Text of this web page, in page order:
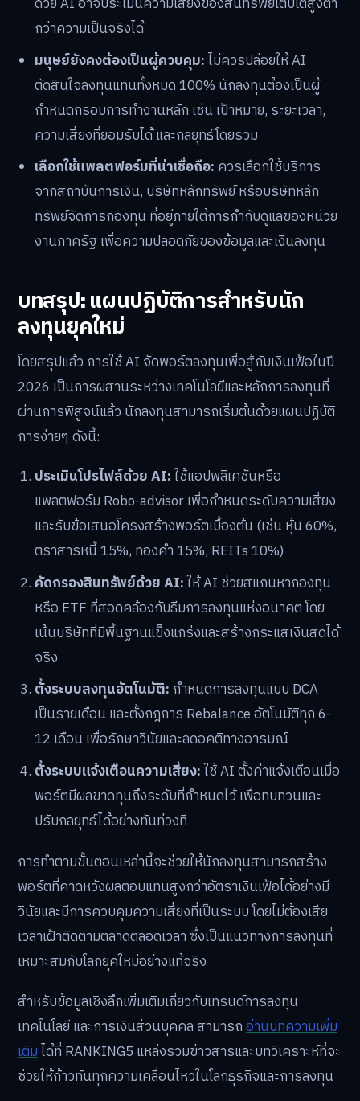
กว่าความเป็นจริงได้
มนุษย์ยังคงต้องเป็นผู้ควบคุม:ไม่ควรปล่อยให้ AI
ตัดสินใจลงทุนแทนทั้งหมด 100% นักลงทุนต้องเป็นผู้
กำหนดกรอบการทำงานหลัก เช่น เป้าหมาย, ระยะเวลา,
ความเสี่ยงที่ยอมรับได้ และกลยุทธ์โดยรวม
เลือกใช้แพลตฟอร์มที่น่าเชื่อถือ: ควรเลือกใช้บริการ
จากสถาบันการเงิน, บริษัทหลักทรัพย์ หรือบริษัทหลัก
ทรัพย์จัดการกองทุน ที่อยู่ภายใต้การกำกับดูแลของหน่วย
งานภาครัฐ เพื่อความปลอดภัยของข้อมูลและเงินลงทุน
บทสรุป: แผนปฏิบัติการสำหรับนัก
ลงทุนยุคใหม่
โดยสรุปแล้ว การใช้ AI จัดพอร์ตลงทุนเพื่อสู้กับเงินเฟ้อในปี
2026 เป็นการผสานระหว่างเทคโนโลยีและหลักการลงทุนที่
ผ่านการพิสูจน์แล้ว นักลงทุนสามารถเริ่มต้นด้วยแผนปฏิบัติ
การง่ายๆ ดังนี้:
ประเมินโปรไฟล์ด้วย AI:ใช้แอปพลิเคชันหรือ
แพลตฟอร์ม Robo-advisor เพื่อกำหนดระดับความเสี่ยง
และรับข้อเสนอโครงสร้างพอร์ตเบื้องต้น (เช่น หุ้น 60%,
ตราสารหนี้ 15%, ทองคำ 15%, REITs 10%)
คัดกรองสินทรัพย์ด้วย AI:ให้ AI ช่วยสแกนหากองทุน
หรือ ETF ที่สอดคล้องกับธีมการลงทุนแห่งอนาคต โดย
เน้นบริษัทที่มีพื้นฐานแข็งแกร่งและสร้างกระแสเงินสดได้
จริง
ตั้งระบบลงทุนอัตโนมัติ: กำหนดการลงทุนแบบ DCA
เป็นรายเดือน และตั้งกฎการ Rebalance อัตโนมัติทุก 6-
12 เดือน เพื่อรักษาวินัยและลดอคติทางอารมณ์
ตั้งระบบแจ้งเตือนความเสี่ยง:ใช้ AI ตั้งค่าแจ้งเตือนเมื่อ
พอร์ตมีผลขาดทุนถึงระดับที่กำหนดไว้ เพื่อทบทวนและ
ปรับกลยุทธ์ได้อย่างทันท่วงที
การทำตามขั้นตอนเหล่านี้จะช่วยให้นักลงทุนสามารถสร้าง
พอร์ตที่คาดหวังผลตอบแทนสูงกว่าอัตราเงินเฟ้อได้อย่างมี
วินัยและมีการควบคุมความเสี่ยงที่เป็นระบบ โดยไม่ต้องเสีย
เวลาเฝ้าติดตามตลาดตลอดเวลา ซึ่งเป็นแนวทางการลงทุนที่
เหมาะสมกับโลกยุคใหม่อย่างแท้จริง
สำหรับข้อมูลเชิงลึกเพิ่มเติมเกี่ยวกับเทรนด์การลงทุน
เทคโนโลยี และการเงินส่วนบุคคล สามารถอ่านบทความเพิ่ม
เติมได้ที่ RANKING5 แหล่งรวมข่าวสารและบทวิเคราะห์ที่จะ
ช่วยให้ก้าวทันทุกความเคลื่อนไหวในโลกธุรกิจและการลงทุน